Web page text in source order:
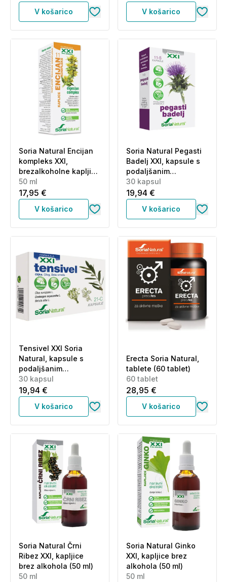
V košarico V košarico
Soria Natural Encijan
kompleks XXI,
brezalkoholne kapljice
(50 ml)
50 ml
17,95 €
V košarico
Soria Natural Pegasti
Badelj XXI, kapsule s
podaljšanim
sproščanjem (30
kapsul)
30 kapsul
19,94 €
V košarico
Tensivel XXI Soria
Natural, kapsule s
podaljšanim
sproščanjem (30
kapsul)
30 kapsul
19,94 €
V košarico
Erecta Soria Natural,
tablete (60 tablet)
60 tablet
28,95 €
V košarico
Soria Natural Črni
Ribez XXI, kapljice
brez alkohola (50 ml)
50 ml
Soria Natural Ginko
XXI, kapljice brez
alkohola (50 ml)
50 ml